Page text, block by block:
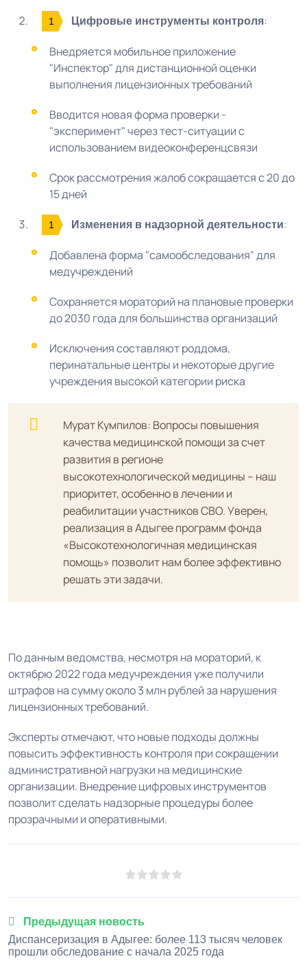
Цифровые инструменты контроля:
Внедряется мобильное приложение
"Инспектор" для дистанционной оценки
выполнения лицензионных требований
Вводится новая форма проверки -
"эксперимент" через тест-ситуации с
использованием видеоконференцсвязи
Срок рассмотрения жалоб сокращается с 20 до
15 дней
Изменения в надзорной деятельности:
Добавлена форма "самообследования" для
медучреждений
Сохраняется мораторий на плановые проверки
до 2030 года для большинства организаций
Исключения составляют роддома,
перинатальные центры и некоторые другие
учреждения высокой категории риска
Мурат Кумпилов: Вопросы повышения
качества медицинской помощи за счет
развития в регионе
высокотехнологической медицины – наш
приоритет, особенно в лечении и
реабилитации участников СВО. Уверен,
реализация в Адыгее программ фонда
«Высокотехнологичная медицинская
помощь» позволит нам более эффективно
решать эти задачи.
По данным ведомства, несмотря на мораторий, к
октябрю 2022 года медучреждения уже получили
штрафов на сумму около 3 млн рублей за нарушения
лицензионных требований.
Эксперты отмечают, что новые подходы должны
повысить эффективность контроля при сокращении
административной нагрузки на медицинские
организации. Внедрение цифровых инструментов
позволит сделать надзорные процедуры более
прозрачными и оперативными.
Предыдущая новость
Диспансеризация в Адыгее: более 113 тысяч человек
прошли обследование с начала 2025 года